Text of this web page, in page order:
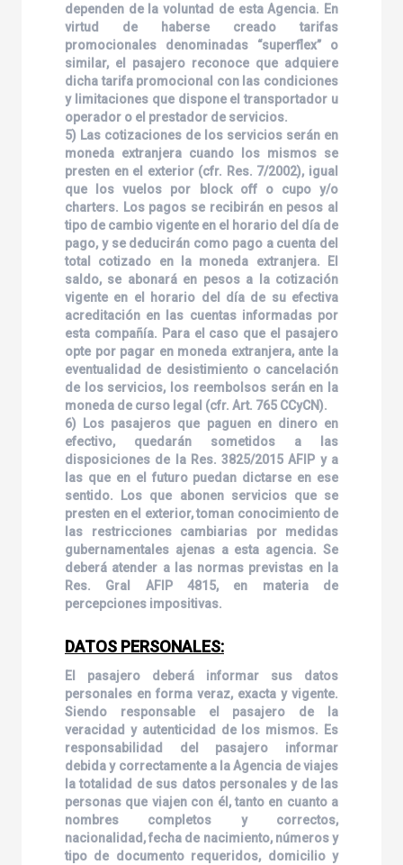
dependen de la voluntad de esta Agencia. En
virtud de haberse creado tarifas
promocionales denominadas “superflex” o
similar, el pasajero reconoce que adquiere
dicha tarifa promocional con las condiciones
y limitaciones que dispone el transportador u
operador o el prestador de servicios.
5) Las cotizaciones de los servicios serán en
moneda extranjera cuando los mismos se
presten en el exterior (cfr. Res. 7/2002), igual
que los vuelos por block off o cupo y/o
charters. Los pagos se recibirán en pesos al
tipo de cambio vigente en el horario del día de
pago, y se deducirán como pago a cuenta del
total cotizado en la moneda extranjera. El
saldo, se abonará en pesos a la cotización
vigente en el horario del día de su efectiva
acreditación en las cuentas informadas por
esta compañía. Para el caso que el pasajero
opte por pagar en moneda extranjera, ante la
eventualidad de desistimiento o cancelación
de los servicios, los reembolsos serán en la
moneda de curso legal (cfr. Art. 765 CCyCN).
6) Los pasajeros que paguen en dinero en
efectivo, quedarán sometidos a las
disposiciones de la Res. 3825/2015 AFIP y a
las que en el futuro puedan dictarse en ese
sentido. Los que abonen servicios que se
presten en el exterior, toman conocimiento de
las restricciones cambiarias por medidas
gubernamentales ajenas a esta agencia. Se
deberá atender a las normas previstas en la
Res. Gral AFIP 4815, en materia de
percepciones impositivas.
DATOS PERSONALES:
El pasajero deberá informar sus datos
personales en forma veraz, exacta y vigente.
Siendo responsable el pasajero de la
veracidad y autenticidad de los mismos. Es
responsabilidad del pasajero informar
debida y correctamente a la Agencia de viajes
la totalidad de sus datos personales y de las
personas que viajen con él, tanto en cuanto a
nombres completos y correctos,
nacionalidad, fecha de nacimiento, números y
tipo de documento requeridos, domicilio y